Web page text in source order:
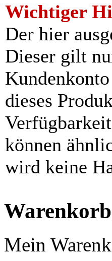
Wichtiger
Der hier
Dieser gilt
dieses
können
wird keine
Warenkorb
Mein